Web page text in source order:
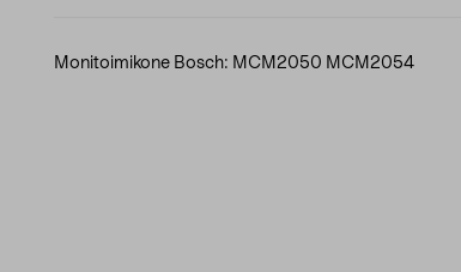
Monitoimikone Bosch: MCM2050 MCM2054